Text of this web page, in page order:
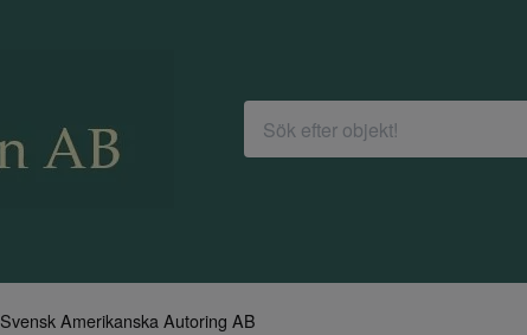
Svensk Amerikanska Autoring AB